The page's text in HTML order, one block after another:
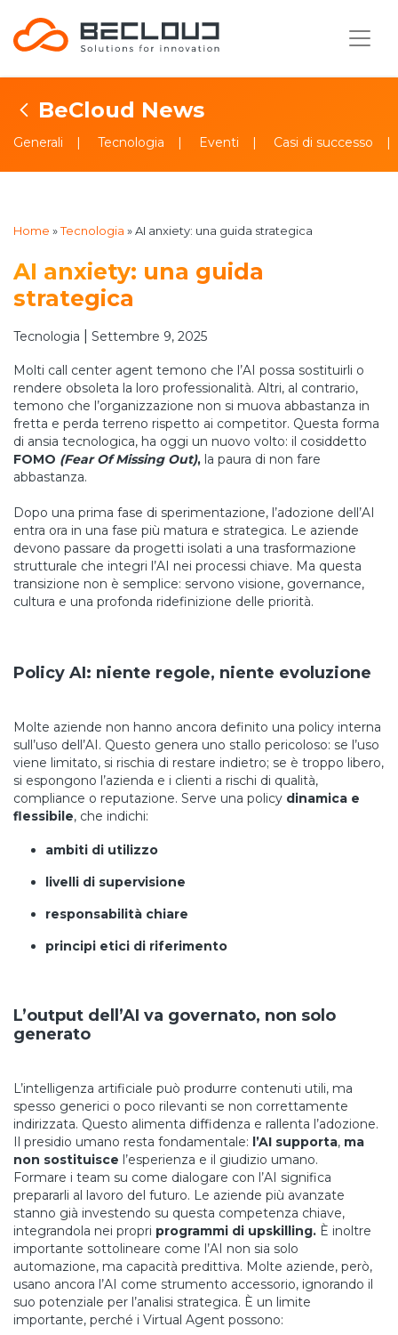
BeCloud News
Generali Tecnologia Eventi Casi di successo
Home »Tecnologia »AI anxiety: una guida strategica
AI anxiety: una guida
strategica
Tecnologia Settembre 9, 2025
Molti call center agent temono che l’AI possa sostituirli o
rendere obsoleta la loro professionalità. Altri, al contrario,
temono che l’organizzazione non si muova abbastanza in
fretta e perda terreno rispetto ai competitor. Questa forma
di ansia tecnologica, ha oggi un nuovo volto: il cosiddetto
FOMO (Fear Of Missing Out), la paura di non fare
abbastanza.
Dopo una prima fase di sperimentazione, l’adozione dell’AI
entra ora in una fase più matura e strategica. Le aziende
devono passare da progetti isolati a una trasformazione
strutturale che integri l’AI nei processi chiave. Ma questa
transizione non è semplice: servono visione, governance,
cultura e una profonda ridefinizione delle priorità.
Policy AI: niente regole, niente evoluzione
Molte aziende non hanno ancora definito una policy interna
sull’uso dell’AI. Questo genera uno stallo pericoloso: se l’uso
viene limitato, si rischia di restare indietro; se è troppo libero,
si espongono l’azienda e i clienti a rischi di qualità,
compliance o reputazione. Serve una policy dinamica e
flessibile, che indichi:
ambiti di utilizzo
livelli di supervisione
responsabilità chiare
principi etici di riferimento
L’output dell’AI va governato, non solo
generato
L’intelligenza artificiale può produrre contenuti utili, ma
spesso generici o poco rilevanti se non correttamente
indirizzata. Questo alimenta diffidenza e rallenta l’adozione.
Il presidio umano resta fondamentale: l’AI supporta, ma
non sostituisce l’esperienza e il giudizio umano.
Formare i team su come dialogare con l’AI significa
prepararli al lavoro del futuro. Le aziende più avanzate
stanno già investendo su questa competenza chiave,
integrandola nei propri programmi di upskilling. È inoltre
importante sottolineare come l’AI non sia solo
automazione, ma capacità predittiva. Molte aziende, però,
usano ancora l’AI come strumento accessorio, ignorando il
suo potenziale per l’analisi strategica. È un limite
importante, perché i Virtual Agent possono: